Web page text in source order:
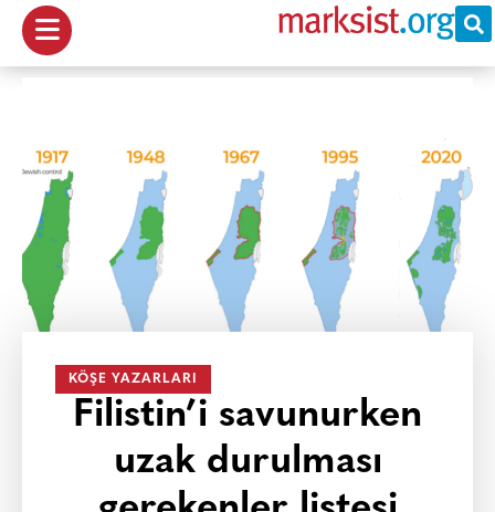
KÖŞE YAZARLARI
Filistin’i savunurken
uzak durulması